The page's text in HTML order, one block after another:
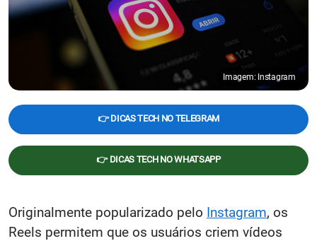
Imagem: Instagram
👉 DICAS TECH NO TELEGRAM
👉 DICAS TECH NO WHATSAPP
Originalmente popularizado pelo Instagram, os
Reels permitem que os usuários criem vídeos